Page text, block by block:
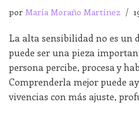
por María Moraño Martínez
La alta sensibilidad no es un
puede ser una pieza
persona percibe, procesa y
Comprenderla mejor puede
vivencias con más ajuste,